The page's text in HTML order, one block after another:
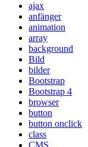
ajax
anfänger
animation
array
background
Bild
bilder
Bootstrap
Bootstrap 4
browser
button
button onclick
class